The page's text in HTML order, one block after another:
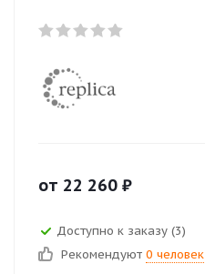
от 22 260 ₽
Доступно к заказу (3)
Рекомендуют 0 человек